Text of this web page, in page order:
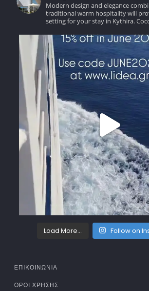
Modern design and elegance
traditional warm hospitality will
setting for your stay in Kythira.
Load More... Follow on
ΕΠΙΚΟΙΝΩΝΙΑ
ΌΡΟΙ ΧΡΉΣΗΣ